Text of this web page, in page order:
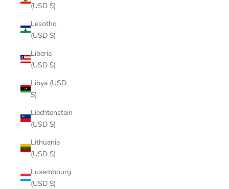
(USD $)
Lesotho
(USD $)
Liberia
(USD $)
Libya (USD
$)
Liechtenstein
(USD $)
Lithuania
(USD $)
Luxembourg
(USD $)